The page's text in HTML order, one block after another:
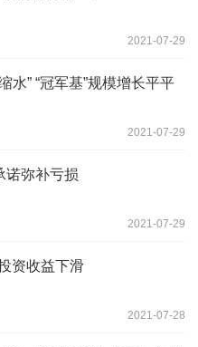
2021-07-29
水” “冠军基”规模增长平平
2021-07-29
诺弥补亏损
2021-07-29
资收益下滑
2021-07-28